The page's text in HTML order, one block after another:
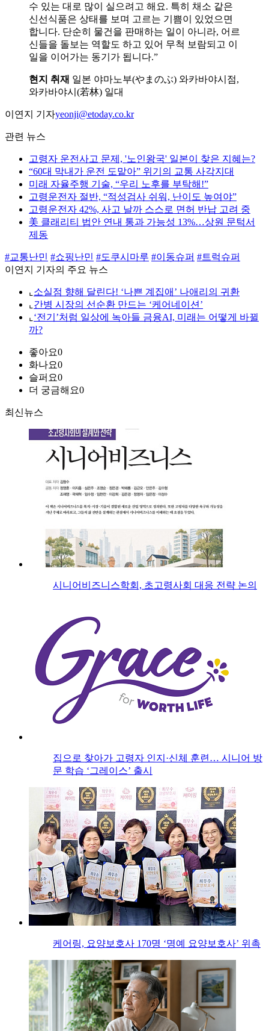
수 있는 대로 많이 실으려고 해요. 특히 채소 같은
신선식품은 상태를 보며 고르는 기쁨이 있었으면
합니다. 단순히 물건을 판매하는 일이 아니라, 어르
신들을 돌보는 역할도 하고 있어 무척 보람되고 이
일을 이어가는 동기가 됩니다.”
현지 취재 일본 야마노부(やまのぶ) 와카바야시점,
와카바야시(若林) 일대
이연지 기자yeonji@etoday.co.kr
관련 뉴스
고령자 운전사고 문제, '노인왕국' 일본이 찾은 지혜는?
“60대 막내가 운전 도맡아” 위기의 교통 사각지대
미래 자율주행 기술, “우리 노후를 부탁해!”
고령운전자 절반, “적성검사 쉬워, 난이도 높여야”
고령운전자 42%, 사고 날까 스스로 면허 반납 고려 중
美 클래리티 법안 연내 통과 가능성 13%…상원 문턱서
제동
#교통난민 #쇼핑난민 #도쿠시마루 #이동슈퍼 #트럭슈퍼
이연지 기자의 주요 뉴스
⌞ 소실점 향해 달린다! ‘나쁜 계집애’ 나애리의 귀환
⌞ 간병 시장의 선순환 만드는 ‘케어네이션’
⌞ ‘전기’처럼 일상에 녹아들 금융AI, 미래는 어떻게 바뀔
까?
좋아요0
화나요0
슬퍼요0
더 궁금해요0
최신뉴스
시니어비즈니스학회, 초고령사회 대응 전략 논의
집으로 찾아가 고령자 인지·신체 훈련… 시니어 방
문 학습 ‘그레이스’ 출시
케어링, 요양보호사 170명 ‘명예 요양보호사’ 위촉